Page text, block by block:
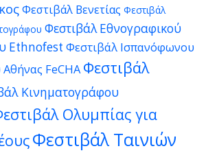
Φεστιβάλ Βενετίας Φεστιβάλ
Φεστιβάλ Εθνογραφικού
Ethnofest Φεστιβάλ Ισπανόφωνου
FeCHA Φεστιβάλ
Κινηματογράφου
Ολυμπίας για
Φεστιβάλ Ταινιών